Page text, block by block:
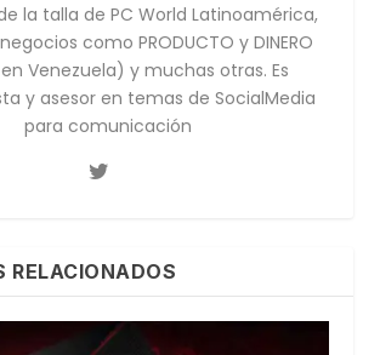
la talla de PC World Latinoamérica,
como PRODUCTO y DINERO
Venezuela) y muchas otras. Es
y asesor en temas de SocialMedia
para comunicación
RELACIONADOS